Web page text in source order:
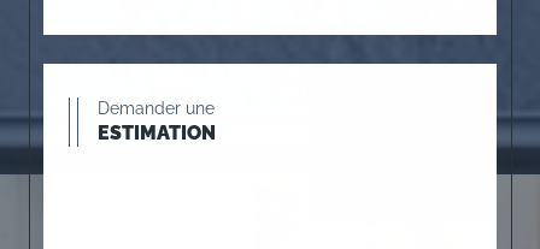
Demander une
ESTIMATION